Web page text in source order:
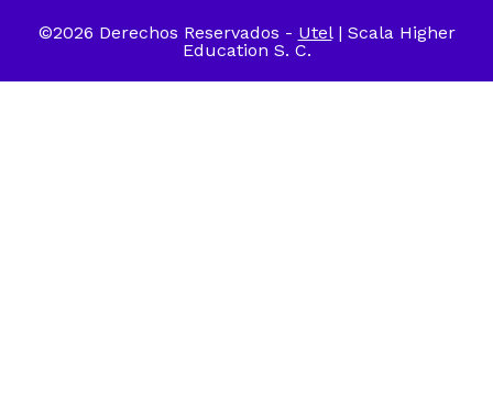
©2026 Derechos Reservados - Utel| Scala Higher
Education S. C.